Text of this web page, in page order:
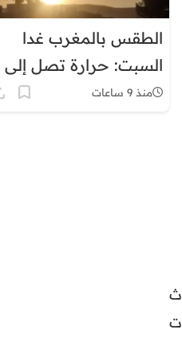
الطقس بالمغرب غدا
السبت: حرارة تصل إلى
45 درجة وزخات رعديةمنذ 9 ساعات